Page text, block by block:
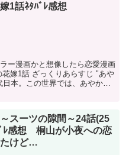
1話ﾈﾀﾊﾞﾚ感想
ー漫画かと想像したら恋愛漫画
嫁1話 ざっくりあらすじ "あや
本。この世界では、あやかし
スーツの隙間～24話(25
ﾚ感想 桐山が小夜への恋
けど…